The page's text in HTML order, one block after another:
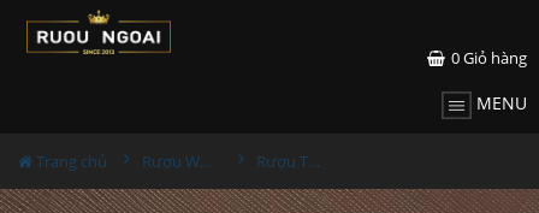
0Giỏ hàng
MENU
Trang chủ Rượu Whisky Rượu The Gauldrons Hộp Quà